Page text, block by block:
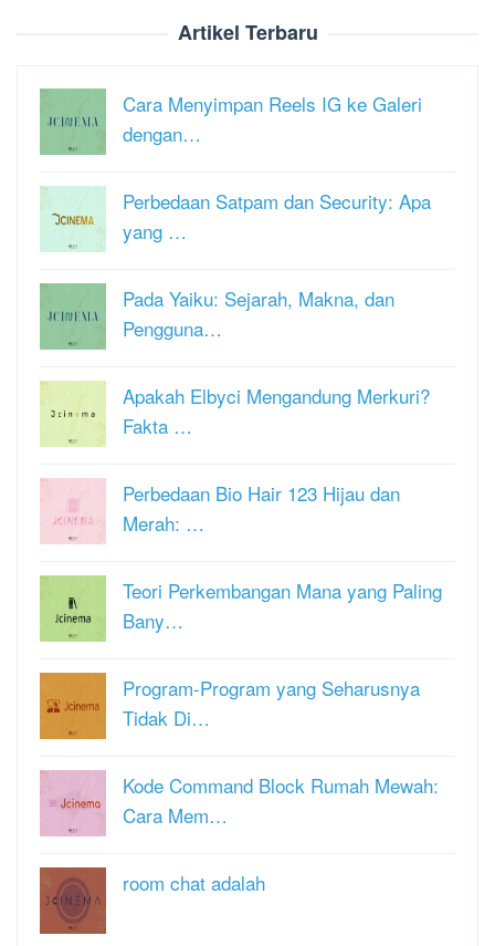
Artikel Terbaru
Cara Menyimpan Reels IG ke Galeri
dengan…
Perbedaan Satpam dan Security: Apa
yang …
Pada Yaiku: Sejarah, Makna, dan
Pengguna…
Apakah Elbyci Mengandung Merkuri?
Fakta …
Perbedaan Bio Hair 123 Hijau dan
Merah: …
Teori Perkembangan Mana yang Paling
Bany…
Program-Program yang Seharusnya
Tidak Di…
Kode Command Block Rumah Mewah:
Cara Mem…
room chat adalah